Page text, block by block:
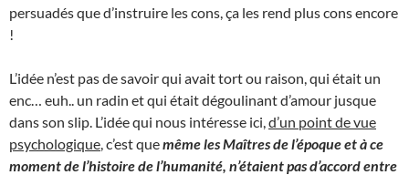
persuadés que d’instruire les cons, ça les rend plus cons encore
!
L’idée n’est pas de savoir qui avait tort ou raison, qui était un
enc… euh.. un radin et qui était dégoulinant d’amour jusque
dans son slip. L’idée qui nous intéresse ici, d’un point de vue
psychologique , c’est quemême les Maîtres de l’époque et à ce
moment de l’histoire de l’humanité, n’étaient pas d’accord entre